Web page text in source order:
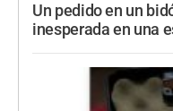
Un pedido en un
inesperada en una